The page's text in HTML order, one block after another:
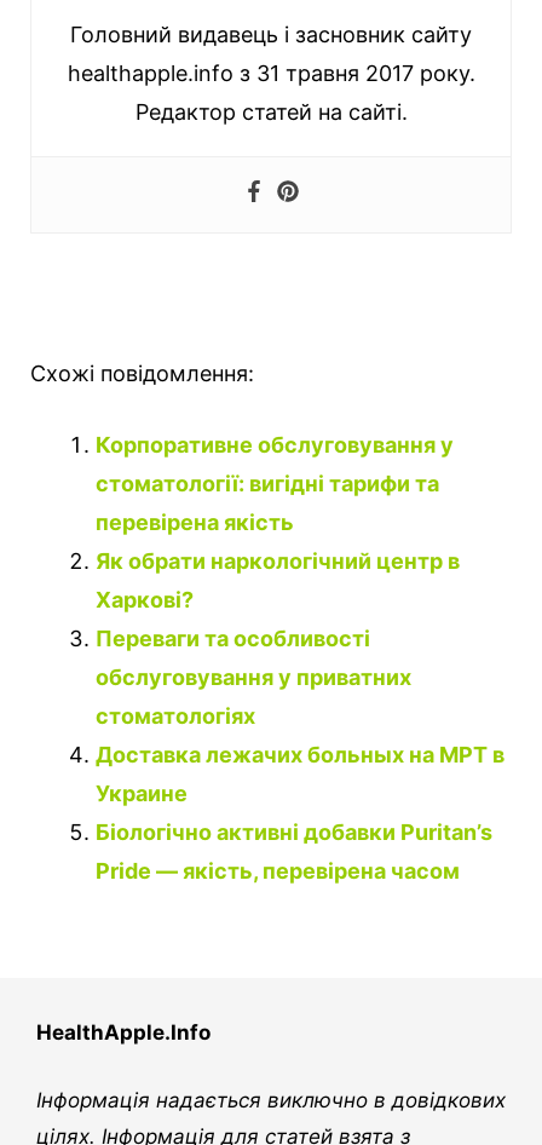
Головний видавець і засновник сайту
healthapple.info з 31 травня 2017 року.
Редактор статей на сайті.
Схожі повідомлення:
Корпоративне обслуговування у
стоматології: вигідні тарифи та
перевірена якість
Як обрати наркологічний центр в
Харкові?
Переваги та особливості
обслуговування у приватних
стоматологіях
Доставка лежачих больных на МРТ в
Украине
Біологічно активні добавки Puritan’s
Pride — якість, перевірена часом
HealthApple.Info
Інформація надається виключно в довідкових
цілях. Інформація для статей взята з